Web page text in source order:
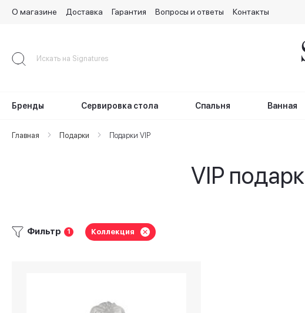
Content
О магазине Доставка Гарантия Вопросы и ответы Контакты
Бренды Сервировка стола Спальня Ванная
Главная Подарки Подарки VIP
VIP
Фильтр 1 Коллекция